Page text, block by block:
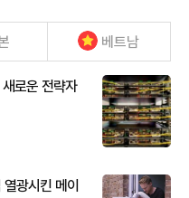
베트남
로운 전략자
광시킨 메이